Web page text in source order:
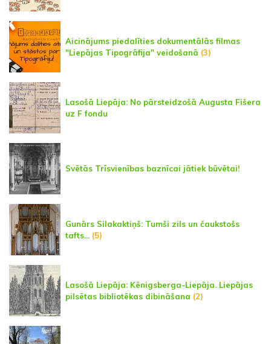
Aicinājums piedalīties dokumentālās filmas
"Liepājas Tipogrāfija" veidošanā (3)
Lasošā Liepāja: No pārsteidzošā Augusta Fišera
uz F fondu
Svētās Trīsvienības baznīcai jātiek būvētai!
Gunārs Silakaktiņš: Tumši zils un čaukstošs
tafts... (5)
Lasošā Liepāja: Kēnigsberga-Liepāja. Liepājas
pilsētas bibliotēkas dibināšana (2)